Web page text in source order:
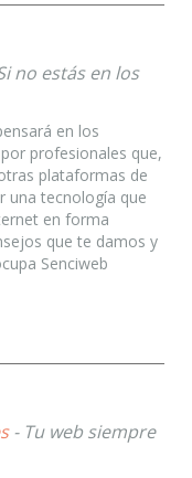
no estás en los
en los
profesionales que,
plataformas de
una tecnología que
en forma
que te damos y
Senciweb
- Tu web siempre